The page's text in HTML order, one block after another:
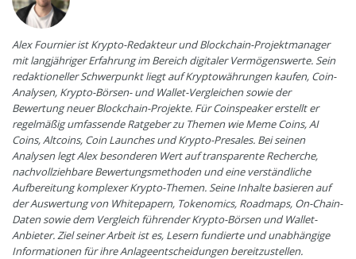
Alex Fournier ist Krypto-Redakteur und Blockchain-Projektmanager
mit langjähriger Erfahrung im Bereich digitaler Vermögenswerte. Sein
redaktioneller Schwerpunkt liegt auf Kryptowährungen kaufen, Coin-
Analysen, Krypto-Börsen- und Wallet-Vergleichen sowie der
Bewertung neuer Blockchain-Projekte. Für Coinspeaker erstellt er
regelmäßig umfassende Ratgeber zu Themen wie Meme Coins, AI
Coins, Altcoins, Coin Launches und Krypto-Presales. Bei seinen
Analysen legt Alex besonderen Wert auf transparente Recherche,
nachvollziehbare Bewertungsmethoden und eine verständliche
Aufbereitung komplexer Krypto-Themen. Seine Inhalte basieren auf
der Auswertung von Whitepapern, Tokenomics, Roadmaps, On-Chain-
Daten sowie dem Vergleich führender Krypto-Börsen und Wallet-
Anbieter. Ziel seiner Arbeit ist es, Lesern fundierte und unabhängige
Informationen für ihre Anlageentscheidungen bereitzustellen.